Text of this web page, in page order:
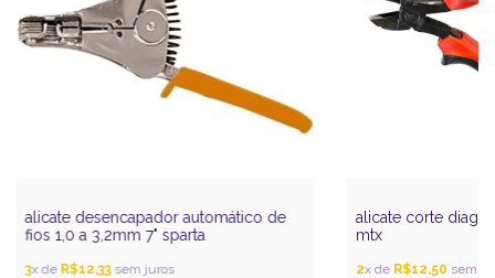
alicate desencapador automático de
fios 1,0 a 3,2mm 7" sparta
3x de R$12,33sem juros
alicate corte
mtx
2x de R$12,50 sem